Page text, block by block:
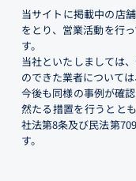
当サイトに掲載中の店
をとり、営業活動を行
す。
当社といたしましては
のできた業者について
今後も同様の事例が確
然たる措置を行うとと
社法第8条及び民法第
す。